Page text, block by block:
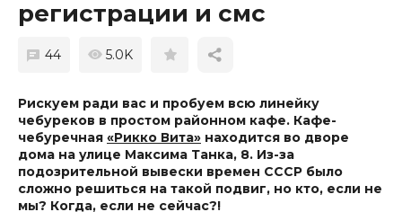
регистрации и смс
44 5.0K
Рискуем ради вас и пробуем всю линейку
чебуреков в простом районном кафе. Кафе-
чебуречная «Рикко Вита» находится во дворе
дома на улице Максима Танка, 8. Из-за
подозрительной вывески времен СССР было
сложно решиться на такой подвиг, но кто, если не
мы? Когда, если не сейчас?!